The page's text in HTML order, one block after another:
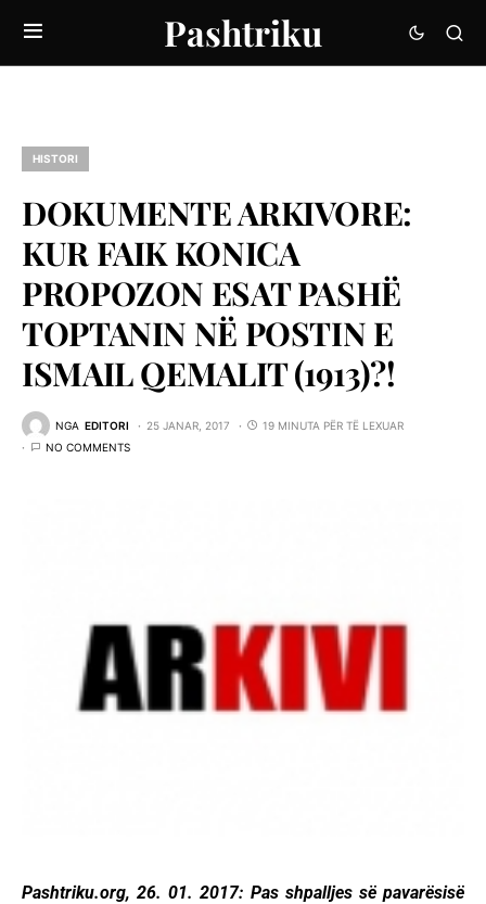
Pashtriku
HISTORI
DOKUMENTE ARKIVORE:
KUR FAIK KONICA
PROPOZON ESAT PASHË
TOPTANIN NË POSTIN E
ISMAIL QEMALIT (1913)?!
NGA EDITORI 25 JANAR, 2017
19 MINUTA PËR TË LEXUAR
NO COMMENTS
Pashtriku.org, 26. 01. 2017: Pas shpalljes së pavarësisë